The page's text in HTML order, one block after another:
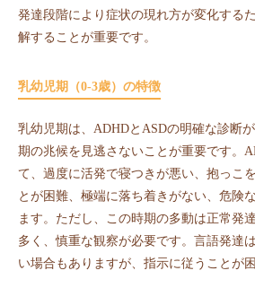
発達段階により症状の現れ方が変化する
解することが重要です。
乳幼児期（0-3歳）の特徴
乳幼児期は、ADHDとASDの明確な診断
期の兆候を見逃さないことが重要です。
て、過度に活発で寝つきが悪い、抱っこ
とが困難、極端に落ち着きがない、危険
ます。ただし、この時期の多動は正常発
多く、慎重な観察が必要です。言語発達
い場合もありますが、指示に従うことが